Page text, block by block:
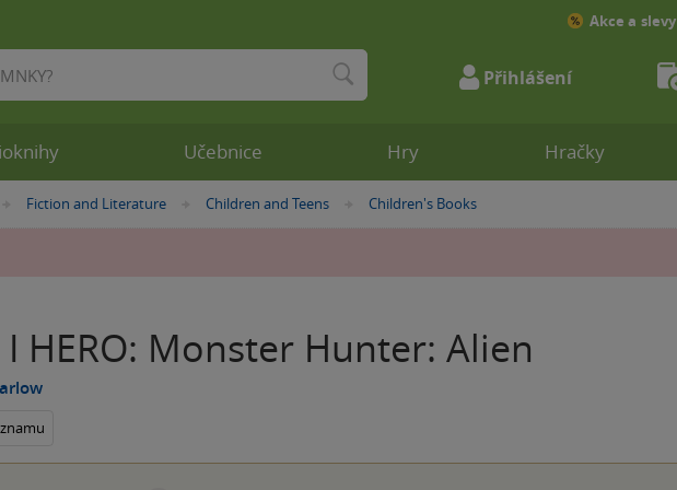
»Fiction and Literature »
Children and Teens »
Children's Books
I HERO: Monster Hunter: Alien
Učebnice Hry Hračky
Akce a slevy
Přihlášení